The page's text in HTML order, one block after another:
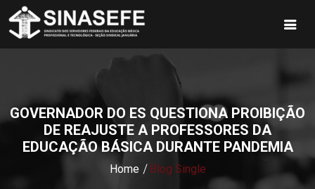
GOVERNADOR DO ES QUESTIONA PROIBIÇÃO
DE REAJUSTE A PROFESSORES DA
EDUCAÇÃO BÁSICA DURANTE PANDEMIA
Home Blog Single